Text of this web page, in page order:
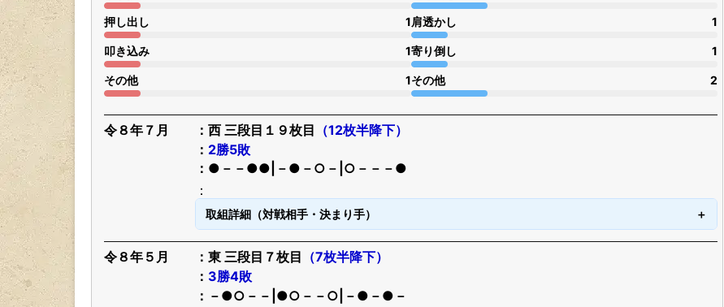
押し出し 1
叩き込み 1
その他 1
肩透かし 1
寄り倒し 1
その他 2
令８年７月 西 三段目１９枚目 （12枚半降下）
2勝5敗
●－－●●|－●－○－|○－－－●
取組詳細（対戦相手・決まり手）
令８年５月 東 三段目７枚目 （7枚半降下）
3勝4敗
－●○－－|●○－－○|－●－●－